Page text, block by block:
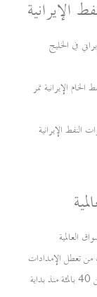
صادرات النفط الخام الإيرانية تمر
الإيرانية
العالمية
تعطل الإمدادات
وبحسب بيانات الأسواق فقد ارتفع سعر خام برنت بأكثر من 40 بالمئة منذ بداية